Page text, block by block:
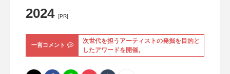
2024 [PR]
一言コメント
次世代を担うアーティストの発掘を目的と
したアワードを開催。